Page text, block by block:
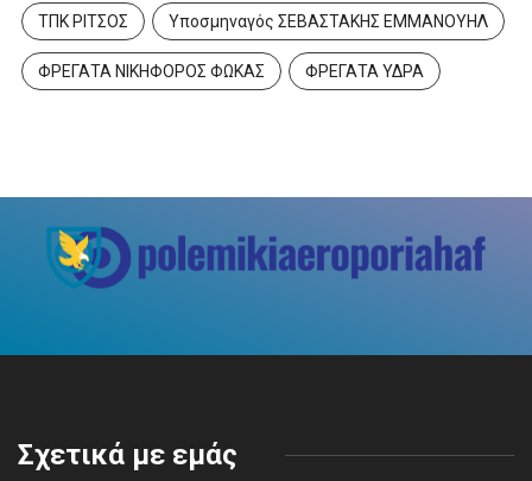
ΤΠΚ ΡΙΤΣΟΣ Υποσμηναγός ΣΕΒΑΣΤΑΚΗΣ ΕΜΜΑΝΟΥΗΛ
ΦΡΕΓΑΤΑ ΝΙΚΗΦΟΡΟΣ ΦΩΚΑΣ ΦΡΕΓΑΤΑ ΥΔΡΑ
Σχετικά με εμάς